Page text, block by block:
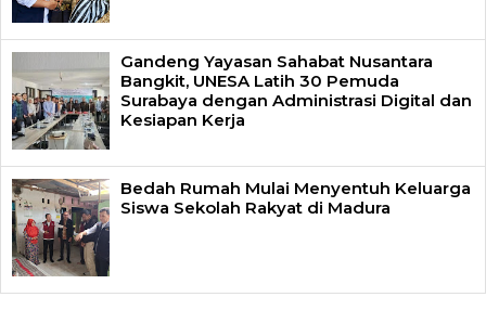
Gandeng Yayasan Sahabat Nusantara
Bangkit, UNESA Latih 30 Pemuda
Surabaya dengan Administrasi Digital dan
Kesiapan Kerja
Bedah Rumah Mulai Menyentuh Keluarga
Siswa Sekolah Rakyat di Madura